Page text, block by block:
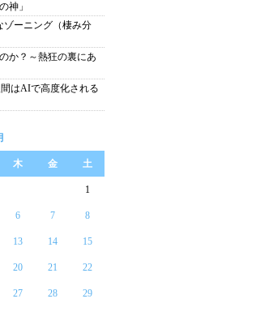
神」
ゾーニング（棲み分
か？～熱狂の裏にあ
はAIで高度化される
木 金 土
1
6 7 8
13 14 15
20 21 22
27 28 29